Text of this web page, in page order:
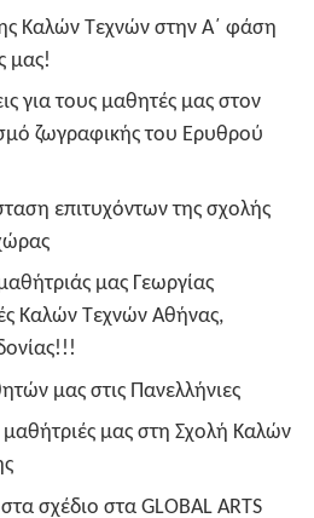
Καλών Τεχνών στην Α΄ φάση
μας!
για τους μαθητές μας στον
ζωγραφικής του Ερυθρού
επιτυχόντων της σχολής
μας Γεωργίας
Καλών Τεχνών Αθήνας,
μας στις Πανελλήνιες
μαθήτριές μας στη Σχολή Καλών
σχέδιο στα GLOBAL ARTS